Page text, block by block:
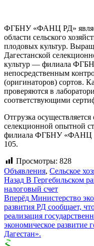
ФГБНУ «ФАНЦ РД»
области сельского
плодовых культур.
Дагестанской
культур — филиала
непосредственным
(оригинаторов) сортов.
проверяются в
соответствующими
Отгрузка
селекционной опытной
филиала ФГБНУ «ФАНЦ
105.
Просмотры: 828
Объявления, Сельское
Навигация
по
записям
Назад Предыдущая
запись:
В Гергебильском
налоговый счет
Вперёд Следующая
запись:
Министерство
развития РД сообщает,
реализация
экономическое развитие
Дагестан».